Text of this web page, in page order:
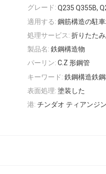
グレード: Q235 Q355B,
適用する: 鋼筋構造の駐
処理サービス: 折りたた
製品名: 鉄鋼構造物
パーリン: C.Z 形鋼管
キーワード: 鉄鋼構造鉄
表面処理: 塗装した
港: チンダオ ティアンジン